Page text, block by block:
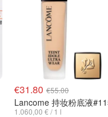
€31.80 €55.00
Lancome 持妆粉底液
1.060,00 € / 1 l